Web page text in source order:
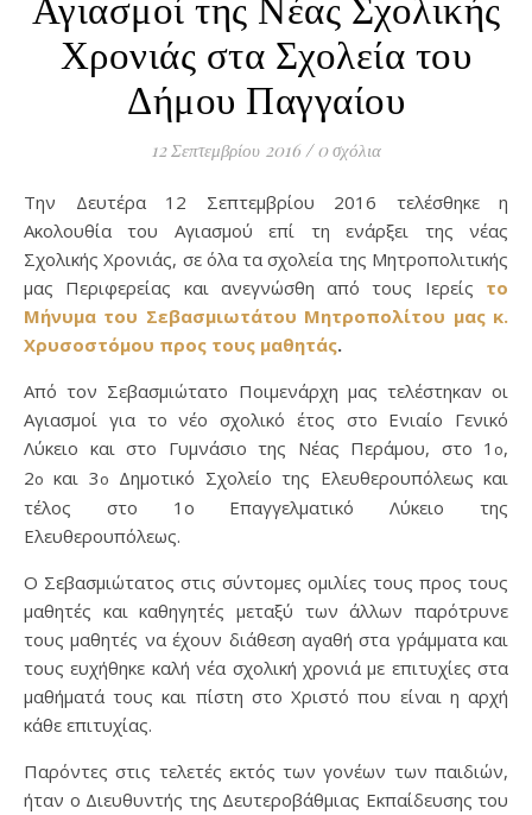
Χρονιάς στα Σχολεία του
Δήμου Παγγαίου
12 Σεπτεμβρίου 2016 / 0 σχόλια
Την Δευτέρα 12 Σεπτεμβρίου 2016 τελέσθηκε η
Ακολουθία του Αγιασμού επί τη ενάρξει της νέας
Σχολικής Χρονιάς, σε όλα τα σχολεία της Μητροπολιτικής
μας Περιφερείας και ανεγνώσθη από τους Ιερείς το
Μήνυμα του Σεβασμιωτάτου Μητροπολίτου μας κ.
Χρυσοστόμου προς τους μαθητάς.
Από τον Σεβασμιώτατο Ποιμενάρχη μας τελέστηκαν οι
Αγιασμοί για το νέο σχολικό έτος στο Ενιαίο Γενικό
Λύκειο και στο Γυμνάσιο της Νέας Περάμου, στο 1 ο,
2ο και 3ο Δημοτικό Σχολείο της Ελευθερουπόλεως και
τέλος στο 1ο Επαγγελματικό Λύκειο της
Ελευθερουπόλεως.
Ο Σεβασμιώτατος στις σύντομες ομιλίες τους προς τους
μαθητές και καθηγητές μεταξύ των άλλων παρότρυνε
τους μαθητές να έχουν διάθεση αγαθή στα γράμματα και
τους ευχήθηκε καλή νέα σχολική χρονιά με επιτυχίες στα
μαθήματά τους και πίστη στο Χριστό που είναι η αρχή
κάθε επιτυχίας.
Παρόντες στις τελετές εκτός των γονέων των παιδιών,
ήταν ο Διευθυντής της Δευτεροβάθμιας Εκπαίδευσης του